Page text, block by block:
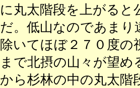
に丸太階段を上がると
だ。低山なのであまり
除いてほぼ２７０度の
まで北摂の山々が望
から杉林の中の丸太階